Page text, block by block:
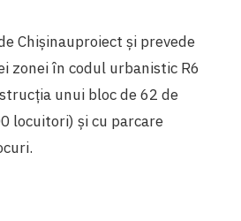
Chișinauproiect și prevede
zonei în codul urbanistic R6
unui bloc de 62 de
locuitori) și cu parcare